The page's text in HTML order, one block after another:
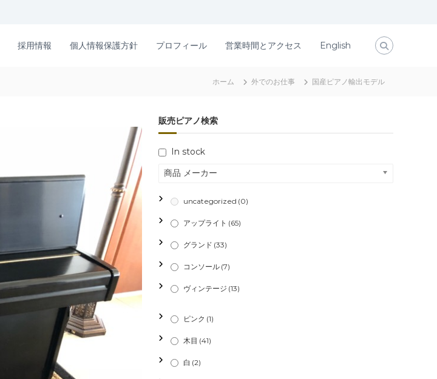
採用情報 個人情報保護方針 プロフィール 営業時間とアクセス English
ホーム 外でのお仕事 国産ピアノ輸出モデル
販売ピアノ検索
In stock
商品 メーカー
uncategorized (0)
アップライト (65)
グランド (33)
コンソール (7)
ヴィンテージ (13)
ピンク (1)
木目 (41)
白 (2)